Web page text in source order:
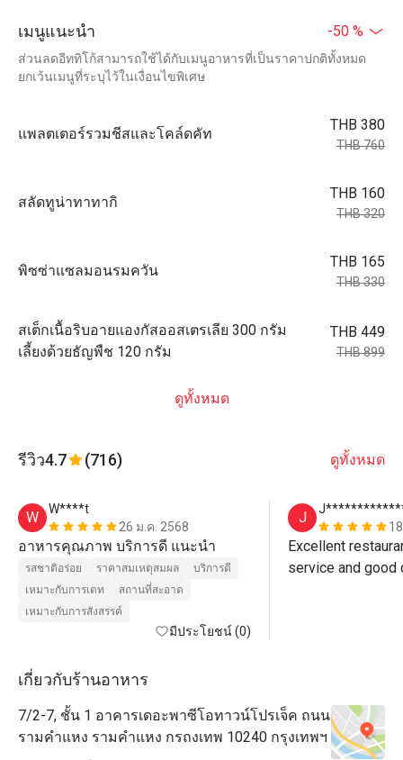
เมนูแนะนำ -50 %
ส่วนลดอีททิโก้สามารถใช้ได้กับเมนูอาหารที่เป็นราคาปกติทั้งหมด
ยกเว้นเมนูที่ระบุไว้ในเงื่อนไขพิเศษ
แพลตเตอร์รวมชีสและโคล์ดคัท
THB 380
THB 760
สลัดทูน่าทาทากิ
THB 160
THB 320
พิซซ่าแซลมอนรมควัน
THB 165
THB 330
สเต็กเนื้อริบอายแองกัสออสเตรเลีย 300 กรัม
เลี้ยงด้วยธัญพืช 120 กรัม
THB 449
THB 899
ดูทั้งหมด
รีวิว4.7 (716) ดูทั้งหมด
W
W****t
26 ม.ค. 2568
อาหารคุณภาพ บริการดี แนะนำ
รสชาติอร่อย ราคาสมเหตุสมผล
บริการดี
เหมาะกับการเดท
สถานที่สะอาด
เหมาะกับการสังสรรค์
มีประโยชน์ (0)
J
Excellent
service and good
เกี่ยวกับร้านอาหาร
7/2-7, ชั้น 1 อาคารเดอะพาซีโอทาวน์โปรเจ็ค ถนน
รามคำแหง รามคำแหง กรถงเทพ 10240 กรุงเทพฯ